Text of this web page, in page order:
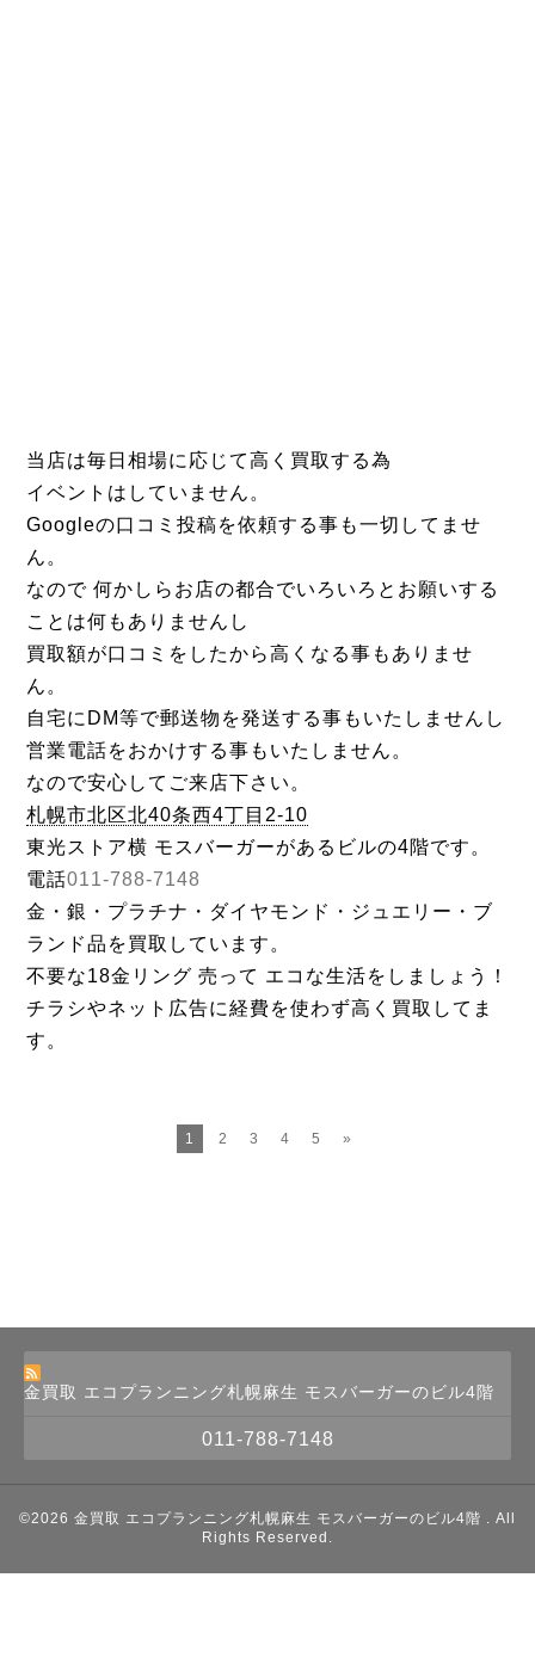
当店は毎日相場に応じて高く買取する為
イベントはしていません。
Googleの口コミ投稿を依頼する事も一切してませ
ん。
なので 何かしらお店の都合でいろいろとお願いする
ことは何もありませんし
買取額が口コミをしたから高くなる事もありませ
ん。
自宅にDM等で郵送物を発送する事もいたしませんし
営業電話をおかけする事もいたしません。
なので安心してご来店下さい。
札幌市北区北40条西4丁目2-10
東光ストア横 モスバーガーがあるビルの4階です。
電話011-788-7148
金・銀・プラチナ・ダイヤモンド・ジュエリー・ブ
ランド品を買取しています。
不要な18金リング 売って エコな生活をしましょう！
チラシやネット広告に経費を使わず高く買取してま
す。
1 2 3 4 5 »
金買取 エコプランニング札幌麻生 モスバーガーのビル4階
011-788-7148
©2026 金買取 エコプランニング札幌麻生 モスバーガーのビル4階 . All
Rights Reserved.